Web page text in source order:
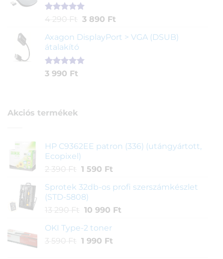
Értékelés
ből,
1
értékelés
alapján
4 290 Ft Original
was:
290 Ft.
3 890 FtCurrent
is:
Axagon DisplayPort > VGA (DSUB)
átalakító
Értékelés
1
3 990 Ft
Akciós termékek
HP C9362EE patron (336) (utángyártott,
Ecopixel)
2 390 Ft
Original
was:
2
390 Ft.
1 590 FtCurrent
is:
590 Ft.
Sprotek 32db-os profi szerszámkészlet
(STD-5808)
13 290 Ft
Original
was:
13
10 990 FtCurrent
OKI Type-2 toner
3 590 Ft
Original
1 990 FtCurrent